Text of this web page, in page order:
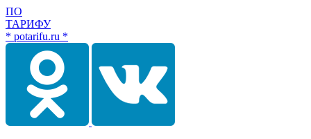
ПО
ТАРИФУ
* potarifu.ru *